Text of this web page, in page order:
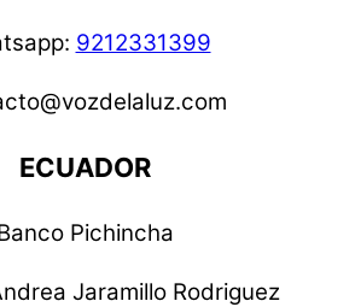
9212331399
ECUADOR
Pichincha
Jaramillo Rodriguez